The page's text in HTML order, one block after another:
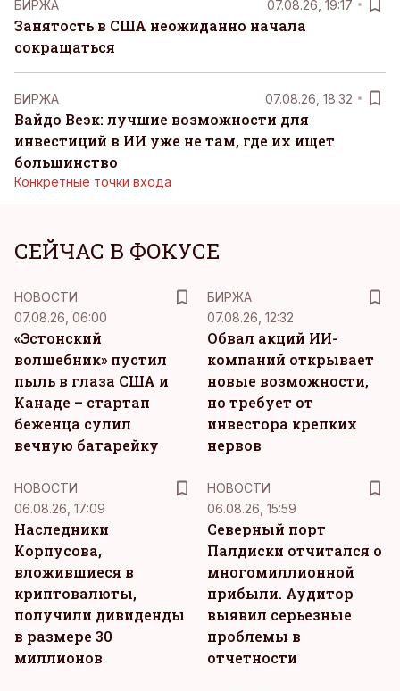
БИРЖА 07.08.26, 19:17
Занятость в США неожиданно начала
сокращаться
БИРЖА 07.08.26, 18:32
Вайдо Веэк: лучшие возможности для
инвестиций в ИИ уже не там, где их ищет
большинство
Конкретные точки входа
СЕЙЧАС В ФОКУСЕ
НОВОСТИ
07.08.26, 06:00
«Эстонский
волшебник» пустил
пыль в глаза США и
Канаде – стартап
беженца сулил
вечную батарейку
БИРЖА
07.08.26, 12:32
Обвал акций ИИ-
компаний открывает
новые возможности,
но требует от
инвестора крепких
нервов
НОВОСТИ
06.08.26, 17:09
Наследники
Корпусова,
вложившиеся в
криптовалюты,
получили дивиденды
в размере 30
миллионов
НОВОСТИ
06.08.26, 15:59
Северный порт
Палдиски отчитался о
многомиллионной
прибыли. Аудитор
выявил серьезные
проблемы в
отчетности